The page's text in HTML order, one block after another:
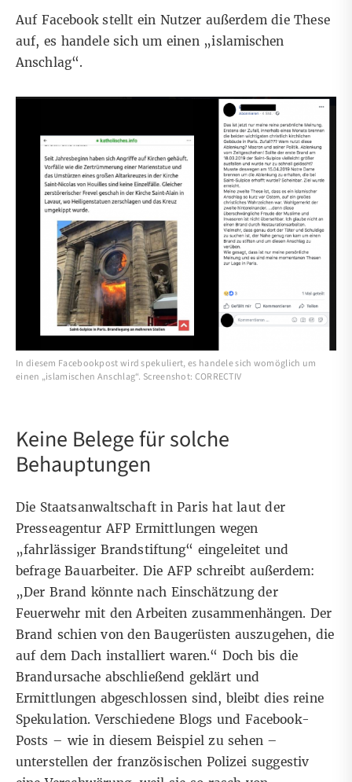
Auf Facebook stellt ein Nutzer außerdem die These
auf, es handele sich um einen „islamischen
Anschlag“.
In diesem Facebookpost wird spekuliert, es handele sich womöglich um
einen „islamischen Anschlag“. Screenshot: CORRECTIV
Keine Belege für solche
Behauptungen
Die Staatsanwaltschaft in Paris hatlaut der
Presseagentur AFP Ermittlungen wegen
„fahrlässiger Brandstiftung“ eingeleitet und
befrage Bauarbeiter. Die AFPschreibt außerdem:
„Der Brand könnte nach Einschätzung der
Feuerwehr mit den Arbeiten zusammenhängen. Der
Brand schien von den Baugerüsten auszugehen, die
auf dem Dach installiert waren.“ Doch bis die
Brandursache abschließend geklärt und
Ermittlungen abgeschlossen sind, bleibt dies reine
Spekulation. Verschiedene Blogs und Facebook-
Posts – wie in diesem Beispiel zu sehen–
unterstellen der französischen Polizei suggestiv